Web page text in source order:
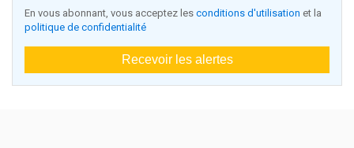
En vous abonnant, vous acceptez les conditions d'utilisation et la
politique de confidentialité
Recevoir les alertes